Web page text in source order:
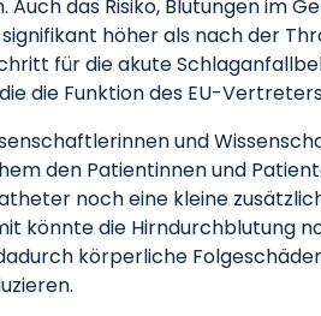
das Risiko, Blutungen im
höher als nach der
für die akute
die Funktion des EU-
und
den Patientinnen und
noch eine kleine
könnte die Hirndurchblutung
körperliche